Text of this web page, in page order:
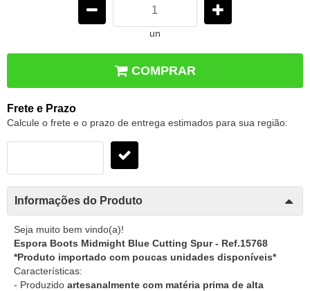
un
COMPRAR
Frete e Prazo
Calcule o frete e o prazo de entrega estimados para sua região:
Informações do Produto
Seja muito bem vindo(a)!
Espora Boots Midmight Blue Cutting Spur - Ref.15768
*Produto importado com poucas unidades disponíveis*
Características:
- Produzido artesanalmente com matéria prima de alta